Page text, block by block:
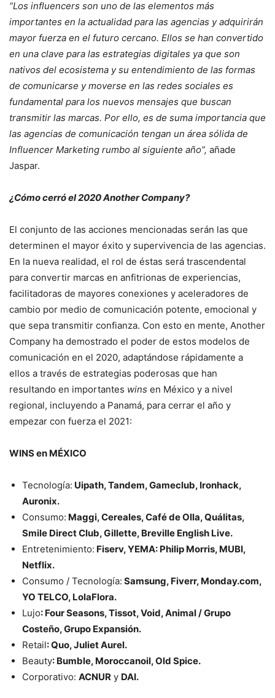
“Los influencers son uno de las elementos más
importantes en la actualidad para las agencias y adquirirán
mayor fuerza en el futuro cercano. Ellos se han convertido
en una clave para las estrategias digitales ya que son
nativos del ecosistema y su entendimiento de las formas
de comunicarse y moverse en las redes sociales es
fundamental para los nuevos mensajes que buscan
transmitir las marcas. Por ello, es de suma importancia que
las agencias de comunicación tengan un área sólida de
Influencer Marketing rumbo al siguiente año”, añade
Jaspar.
¿Cómo cerró el 2020 Another Company?
El conjunto de las acciones mencionadas serán las que
determinen el mayor éxito y supervivencia de las agencias.
En la nueva realidad, el rol de éstas será trascendental
para convertir marcas en anfitrionas de experiencias,
facilitadoras de mayores conexiones y aceleradores de
cambio por medio de comunicación potente, emocional y
que sepa transmitir confianza. Con esto en mente, Another
Company ha demostrado el poder de estos modelos de
comunicación en el 2020, adaptándose rápidamente a
ellos a través de estrategias poderosas que han
resultando en importantes wins en México y a nivel
regional, incluyendo a Panamá, para cerrar el año y
empezar con fuerza el 2021:
WINS en MÉXICO
Tecnología: Uipath, Tandem, Gameclub, Ironhack,
Auronix.
Consumo: Maggi, Cereales, Café de Olla, Quálitas,
Smile Direct Club, Gillette, Breville English Live.
Entretenimiento: Fiserv, YEMA: Philip Morris, MUBI,
Netflix.
Consumo / Tecnología: Samsung, Fiverr, Monday.com,
YO TELCO, LolaFlora.
Lujo: Four Seasons, Tissot, Void, Animal / Grupo
Costeño, Grupo Expansión.
Retail: Quo, Juliet Aurel.
Beauty: Bumble, Moroccanoil, Old Spice.
Corporativo: ACNUR y DAI.